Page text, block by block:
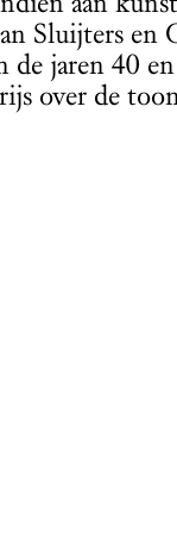
Sluijters en
jaren 40
over de